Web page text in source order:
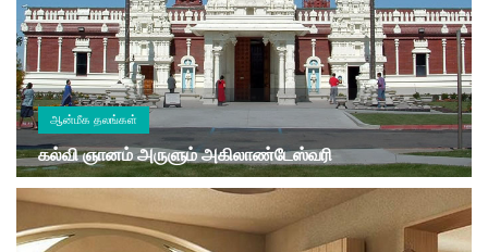
ஆன்மீக தலங்கள்
கல்வி ஞானம் அருளும் அகிலாண்டேஸ்வரி